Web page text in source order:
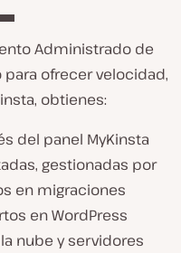
Administrado de
para ofrecer velocidad,
obtienes:
del panel MyKinsta
gestionadas por
en migraciones
en WordPress
nube y servidores